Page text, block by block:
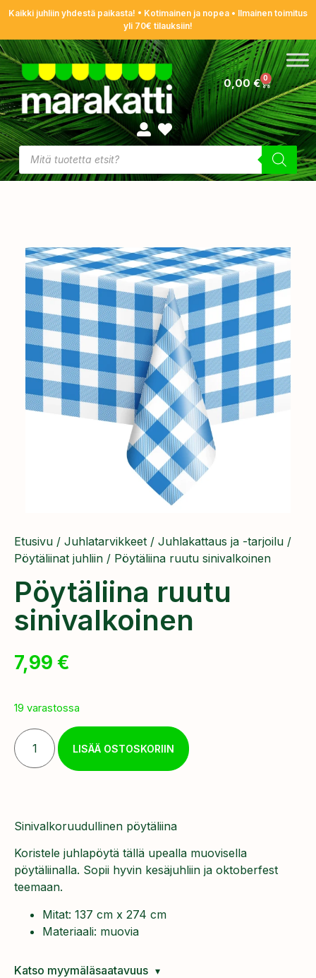
Kaikki juhliin yhdestä paikasta! • Kotimainen ja nopea • Ilmainen toimitus
yli 70€ tilauksiin!
0,00€ 0
Etusivu / Juhlatarvikkeet / Juhlakattaus ja -tarjoilu /
Pöytäliinat juhliin / Pöytäliina ruutu sinivalkoinen
Pöytäliina ruutu
sinivalkoinen
7,99 €
19 varastossa
LISÄÄ OSTOSKORIIN
Sinivalkoruudullinen pöytäliina
Koristele juhlapöytä tällä upealla muovisella
pöytäliinalla. Sopii hyvin kesäjuhliin ja oktoberfest
teemaan.
Mitat: 137 cm x 274 cm
Materiaali: muovia
Katso myymäläsaatavuus